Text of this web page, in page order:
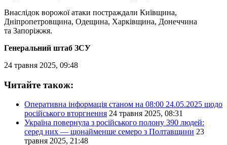
Внаслідок ворожої атаки постраждали Київщина,
Дніпропетровщина, Одещина, Харківщина, Донеччина
та Запоріжжя.
Генеральний штаб ЗСУ
24 травня 2025, 09:48
Читайте також:
Оперативна інформація станом на 08:00 24.05.2025 щодо
російського вторгнення 24 травня 2025, 08:31
Україна повернула з російського полону 390 людей:
серед них — щонайменше семеро з Полтавщини 23
травня 2025, 21:48